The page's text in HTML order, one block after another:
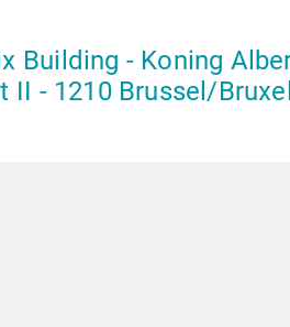
Building - Koning
II - 1210 Brussel/